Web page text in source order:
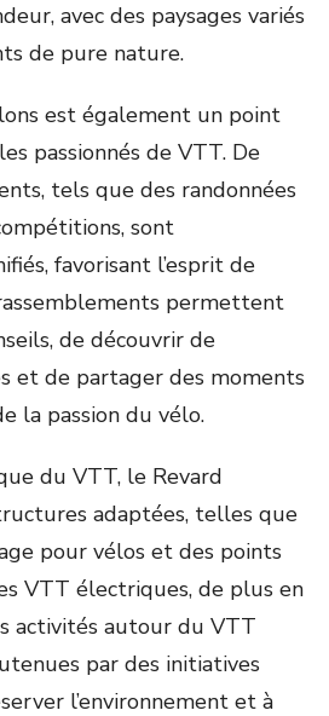
avec des paysages variés
de pure nature.
est également un point
passionnés de VTT. De
tels que des randonnées
sont
favorisant l’esprit de
permettent
de découvrir de
et de partager des moments
la passion du vélo.
du VTT, le Revard
adaptées, telles que
pour vélos et des points
VTT électriques, de plus en
activités autour du VTT
par des initiatives
l’environnement et à